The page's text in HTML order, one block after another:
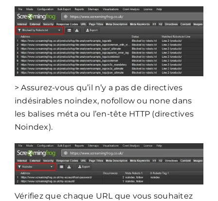
> Assurez-vous qu’il n’y a pas de directives
indésirables noindex, nofollow ou none dans
les balises méta ou l’en-tête HTTP (directives
Noindex).
Vérifiez que chaque URL que vous souhaitez